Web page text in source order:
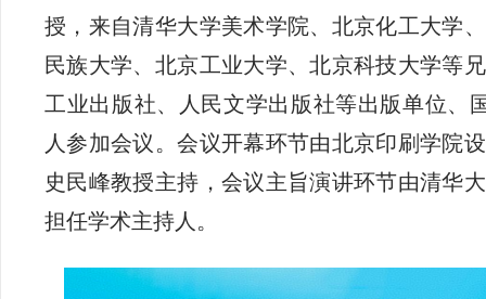
授，来自清华大学美术学院、北京化工大学
民族大学、北京工业大学、北京科技大学等
工业出版社、人民文学出版社等出版单位、
人参加会议。会议开幕环节由北京印刷学院
史民峰教授主持，会议主旨演讲环节由清华
担任学术主持人。